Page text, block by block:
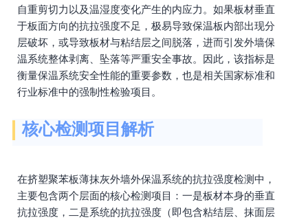
自重剪切力以及温湿度变化产生的内应力。如果板材垂直
于板面方向的抗拉强度不足，极易导致保温板内部出现分
层破坏，或导致板材与粘结层之间脱落，进而引发外墙保
温系统整体剥离、坠落等严重安全事故。因此，该指标是
衡量保温系统安全性能的重要参数，也是相关国家标准和
行业标准中的强制性检验项目。
核心检测项目解析
在挤塑聚苯板薄抹灰外墙外保温系统的抗拉强度检测中，
主要包含两个层面的核心检测项目：一是板材本身的垂直
抗拉强度，二是系统的抗拉强度（即包含粘结层、抹面层